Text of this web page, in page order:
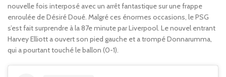
nouvelle fois interposé avec un arrêt fantastique sur une frappe
enroulée de Désiré Doué. Malgré ces énormes occasions, le PSG
s’est fait surprendre à la 87e minute par Liverpool. Le nouvel entrant
Harvey Elliott a ouvert son pied gauche et a trompé Donnarumma,
qui a pourtant touché le ballon (0-1).